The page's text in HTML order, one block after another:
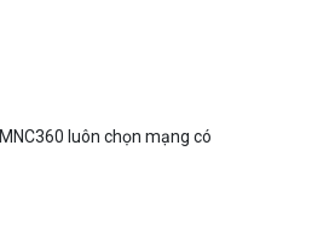
luôn chọn mạng có